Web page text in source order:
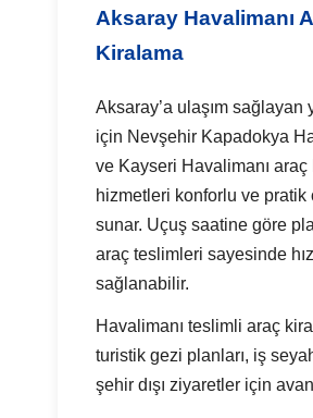
Aksaray Havalimanı
Kiralama
Aksaray’a ulaşım sağlayan
için Nevşehir Kapadokya
ve Kayseri Havalimanı araç
hizmetleri konforlu ve pratik
sunar. Uçuş saatine göre
araç teslimleri sayesinde
sağlanabilir.
Havalimanı teslimli araç
turistik gezi planları, iş
şehir dışı ziyaretler için